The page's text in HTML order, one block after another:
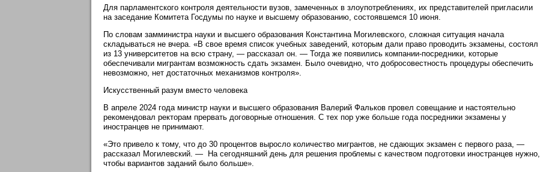
Для парламентского контроля деятельности вузов, замеченных в злоупотреблениях, их представителей пригласили
на заседание Комитета Госдумы по науке и высшему образованию, состоявшемся 10 июня.
По словам замминистра науки и высшего образования Константина Могилевского, сложная ситуация начала
складываться не вчера. «В свое время список учебных заведений, которым дали право проводить экзамены, состоял
из 13 университетов на всю страну, — рассказал он. — Тогда же появились компании-посредники, которые
обеспечивали мигрантам возможность сдать экзамен. Было очевидно, что добросовестность процедуры обеспечить
невозможно, нет достаточных механизмов контроля».
Искусственный разум вместо человека
В апреле 2024 года министр науки и высшего образования Валерий Фальков провел совещание и настоятельно
рекомендовал ректорам прервать договорные отношения. С тех пор уже больше года посредники экзамены у
иностранцев не принимают.
«Это привело к тому, что до 30 процентов выросло количество мигрантов, не сдающих экзамен с первого раза, —
рассказал Могилевский. — На сегодняшний день для решения проблемы с качеством подготовки иностранцев нужно,
чтобы вариантов заданий было больше».